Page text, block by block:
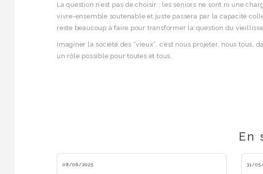
La question n’est pas de choisir : les seniors ne sont ni une
vivre-ensemble soutenable et juste passera par la capacité
reste beaucoup à faire pour transformer la question du
Imaginer la société des “vieux”, c’est nous projeter, nous tous,
un rôle possible pour toutes et tous.
En
08/06/2025 31/